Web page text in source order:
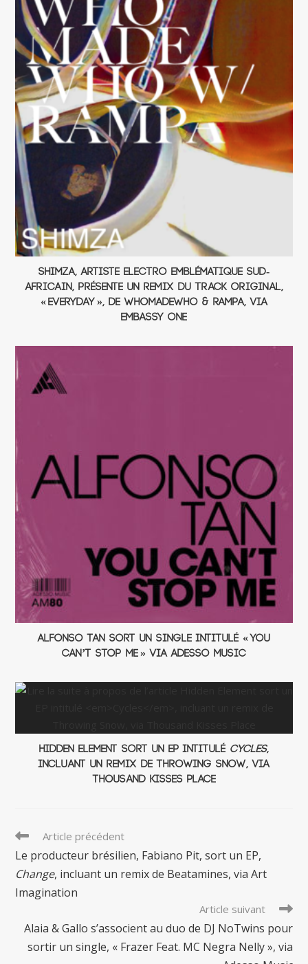
Shimza, artiste electro emblématique sud-
africain, présente un remix du track original,
« Everyday », de WhoMadeWho & Rampa, via
Embassy One
Alfonso Tan sort un single intitulé « You
Can’t Stop Me » via Adesso Music
Hidden Element sort un EP intitulé Cycles,
incluant un remix de Throwing Snow, via
Thousand Kisses Place
Read
articles
Article précédent
Le producteur brésilien, Fabiano Pit, sort un EP,
Change, incluant un remix de Beatamines, via Art
Imagination
Article suivant
Alaia & Gallo s’associent au duo de DJ NoTwins pour
sortir un single, « Frazer Feat. MC Negra Nelly », via